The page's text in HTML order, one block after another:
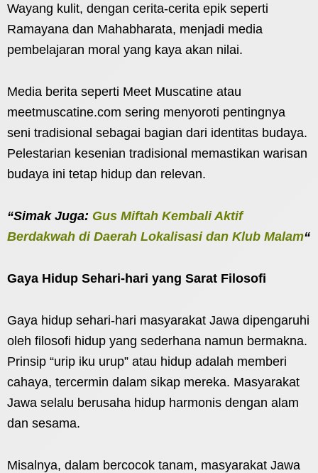
Wayang kulit, dengan cerita-cerita epik seperti
Ramayana dan Mahabharata, menjadi media
pembelajaran moral yang kaya akan nilai.
Media berita seperti Meet Muscatine atau
meetmuscatine.com sering menyoroti pentingnya
seni tradisional sebagai bagian dari identitas budaya.
Pelestarian kesenian tradisional memastikan warisan
budaya ini tetap hidup dan relevan.
“Simak Juga: Gus Miftah Kembali Aktif
Berdakwah di Daerah Lokalisasi dan Klub Malam“
Gaya Hidup Sehari-hari yang Sarat Filosofi
Gaya hidup sehari-hari masyarakat Jawa dipengaruhi
oleh filosofi hidup yang sederhana namun bermakna.
Prinsip “urip iku urup” atau hidup adalah memberi
cahaya, tercermin dalam sikap mereka. Masyarakat
Jawa selalu berusaha hidup harmonis dengan alam
dan sesama.
Misalnya, dalam bercocok tanam, masyarakat Jawa